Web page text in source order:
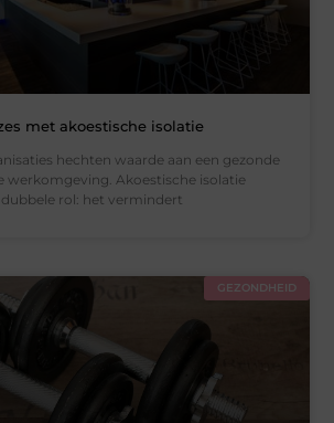
met akoestische isolatie
hechten waarde aan een gezonde
werkomgeving. Akoestische isolatie
rol: het vermindert
GEZONDHEID